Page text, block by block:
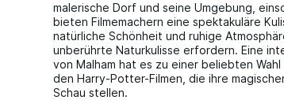
malerische Dorf und seine Umgebung,
bieten Filmemachern eine spektakuläre
natürliche Schönheit und ruhige
unberührte Naturkulisse erfordern. Eine
von Malham hat es zu einer beliebten
den Harry-Potter-Filmen, die ihre
Schau stellen.